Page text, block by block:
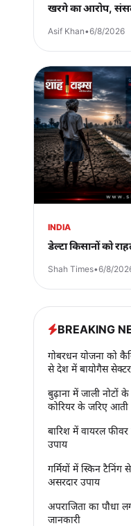
खरगे का आरोप, संसद
Asif Khan•6/8/2026
INDIA
डेल्टा किसानों को
Shah Times•6/8/
BREAKING
गोबरधन योजना को
से देश में बायोगैस
बुढ़ाना में जाली नोटों
कोरियर के जरिए
बारिश में वायरल
उपाय
गर्मियों में स्किन
असरदार उपाय
अपराजिता का पौधा
जानकारी